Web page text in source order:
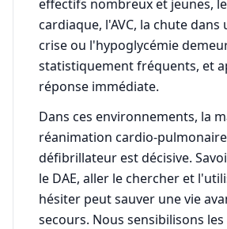
effectifs nombreux et jeunes,
cardiaque, l'AVC, la chute dans
crise ou l'hypoglycémie
statistiquement fréquents, et
réponse immédiate.
Dans ces environnements, la
réanimation cardio-
défibrillateur est décisive.
le DAE, aller le chercher et
hésiter peut sauver une vie
secours. Nous sensibilisons